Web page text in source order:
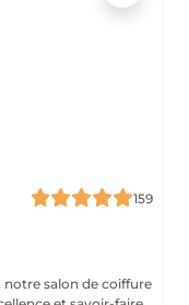
159
salon de coiffure